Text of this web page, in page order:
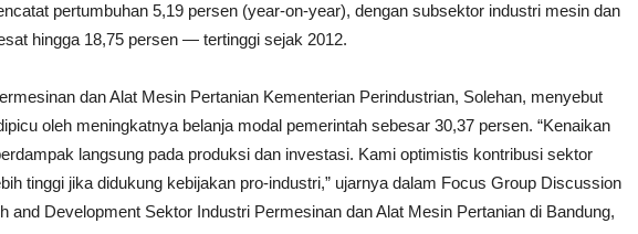
pertumbuhan 5,19 persen (year-on-year), dengan subsektor industri mesin dan
hingga 18,75 persen — tertinggi sejak 2012.
dan Alat Mesin Pertanian Kementerian Perindustrian, Solehan, menyebut
oleh meningkatnya belanja modal pemerintah sebesar 30,37 persen. “Kenaikan
langsung pada produksi dan investasi. Kami optimistis kontribusi sektor
tinggi jika didukung kebijakan pro-industri,” ujarnya dalam Focus Group Discussion
and Development Sektor Industri Permesinan dan Alat Mesin Pertanian di Bandung,